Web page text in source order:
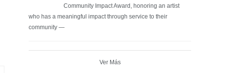
Community Impact Award, honoring an artist
who has a meaningful impact through service to their
community —
Ver Más